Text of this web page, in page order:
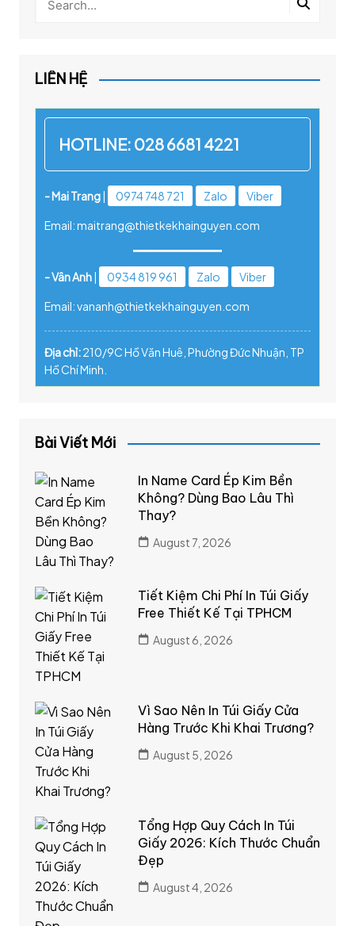
LIÊN HỆ
HOTLINE: 028 6681 4221
- Mai Trang| 0974 748 721 Zalo Viber
Email: maitrang@thietkekhainguyen.com
- Vân Anh| 0934 819 961 Zalo Viber
Email: vananh@thietkekhainguyen.com
Địa chỉ:210/9C Hồ Văn Huê, Phường Đức Nhuận, TP
Hồ Chí Minh.
Bài Viết Mới
In Name Card Ép Kim Bền
Không? Dùng Bao Lâu Thì
Thay?
August 7, 2026
Tiết Kiệm Chi Phí In Túi Giấy
Free Thiết Kế Tại TPHCM
August 6, 2026
Vì Sao Nên In Túi Giấy Cửa
Hàng Trước Khi Khai Trương?
August 5, 2026
Tổng Hợp Quy Cách In Túi
Giấy 2026: Kích Thước Chuẩn
Đẹp
August 4, 2026